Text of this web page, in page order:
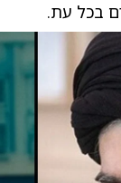
בכל עת.